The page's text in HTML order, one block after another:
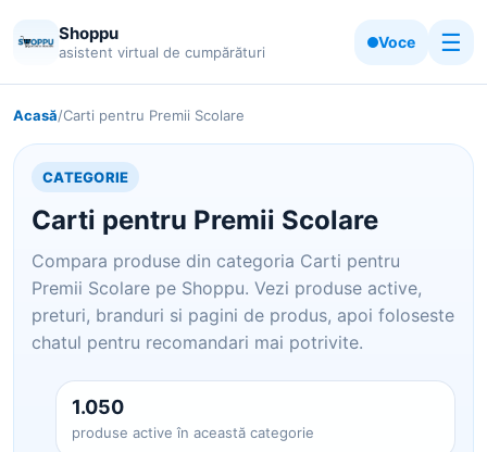
Shoppu
asistent virtual de cumpărături
Voce ☰
Acasă/Carti pentru Premii Scolare
CATEGORIE
Carti pentru Premii Scolare
Compara produse din categoria Carti pentru
Premii Scolare pe Shoppu. Vezi produse active,
preturi, branduri si pagini de produs, apoi foloseste
chatul pentru recomandari mai potrivite.
1.050
produse active în această categorie